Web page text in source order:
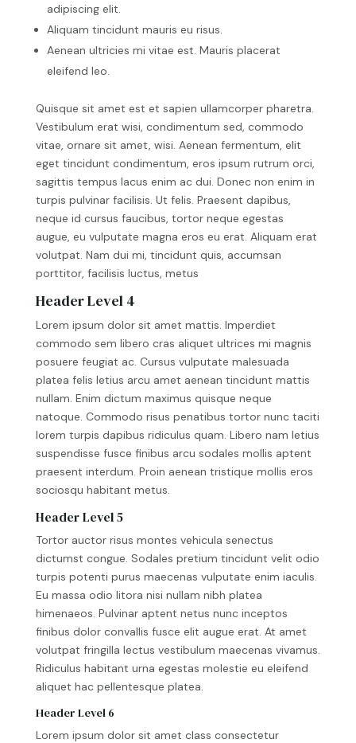
adipiscing elit.
Aliquam tincidunt mauris eu risus.
Aenean ultricies mi vitae est. Mauris placerat
eleifend leo.
Quisque sit amet est et sapien ullamcorper pharetra.
Vestibulum erat wisi, condimentum sed, commodo
vitae, ornare sit amet, wisi. Aenean fermentum, elit
eget tincidunt condimentum, eros ipsum rutrum orci,
sagittis tempus lacus enim ac dui. Donec non enim in
turpis pulvinar facilisis. Ut felis. Praesent dapibus,
neque id cursus faucibus, tortor neque egestas
augue, eu vulputate magna eros eu erat. Aliquam erat
volutpat. Nam dui mi, tincidunt quis, accumsan
porttitor, facilisis luctus, metus
Header Level 4
Lorem ipsum dolor sit amet mattis. Imperdiet
commodo sem libero cras aliquet ultrices mi magnis
posuere feugiat ac. Cursus vulputate malesuada
platea felis letius arcu amet aenean tincidunt mattis
nullam. Enim dictum maximus quisque neque
natoque. Commodo risus penatibus tortor nunc taciti
lorem turpis dapibus ridiculus quam. Libero nam letius
suspendisse fusce finibus arcu sodales mollis aptent
praesent interdum. Proin aenean tristique mollis eros
sociosqu habitant metus.
Header Level 5
Tortor auctor risus montes vehicula senectus
dictumst congue. Sodales pretium tincidunt velit odio
turpis potenti purus maecenas vulputate enim iaculis.
Eu massa odio litora nisi nullam nibh platea
himenaeos. Pulvinar aptent netus nunc inceptos
finibus dolor convallis fusce elit augue erat. At amet
volutpat fringilla lectus vestibulum maecenas vivamus.
Ridiculus habitant urna egestas molestie eu eleifend
aliquet hac pellentesque platea.
Header Level 6
Lorem ipsum dolor sit amet class consectetur